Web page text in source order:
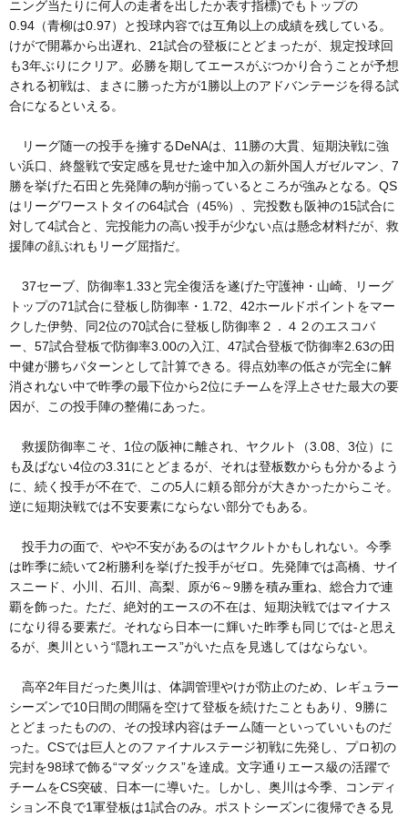
ニング当たりに何人の走者を出したか表す指標)でもトップの
0.94（青柳は0.97）と投球内容では互角以上の成績を残している。
けがで開幕から出遅れ、21試合の登板にとどまったが、規定投球回
も3年ぶりにクリア。必勝を期してエースがぶつかり合うことが予想
される初戦は、まさに勝った方が1勝以上のアドバンテージを得る試
合になるといえる。
リーグ随一の投手を擁するDeNAは、11勝の大貫、短期決戦に強
い浜口、終盤戦で安定感を見せた途中加入の新外国人ガゼルマン、7
勝を挙げた石田と先発陣の駒が揃っているところが強みとなる。QS
はリーグワーストタイの64試合（45%）、完投数も阪神の15試合に
対して4試合と、完投能力の高い投手が少ない点は懸念材料だが、救
援陣の顔ぶれもリーグ屈指だ。
37セーブ、防御率1.33と完全復活を遂げた守護神・山崎、リーグ
トップの71試合に登板し防御率・1.72、42ホールドポイントをマー
クした伊勢、同2位の70試合に登板し防御率２．４２のエスコバ
ー、57試合登板で防御率3.00の入江、47試合登板で防御率2.63の田
中健が勝ちパターンとして計算できる。得点効率の低さが完全に解
消されない中で昨季の最下位から2位にチームを浮上させた最大の要
因が、この投手陣の整備にあった。
救援防御率こそ、1位の阪神に離され、ヤクルト（3.08、3位）に
も及ばない4位の3.31にとどまるが、それは登板数からも分かるよう
に、続く投手が不在で、この5人に頼る部分が大きかったからこそ。
逆に短期決戦では不安要素にならない部分でもある。
投手力の面で、やや不安があるのはヤクルトかもしれない。今季
は昨季に続いて2桁勝利を挙げた投手がゼロ。先発陣では高橋、サイ
スニード、小川、石川、高梨、原が6～9勝を積み重ね、総合力で連
覇を飾った。ただ、絶対的エースの不在は、短期決戦ではマイナス
になり得る要素だ。それなら日本一に輝いた昨季も同じでは-と思え
るが、奥川という“隠れエース”がいた点を見逃してはならない。
高卒2年目だった奥川は、体調管理やけが防止のため、レギュラー
シーズンで10日間の間隔を空けて登板を続けたこともあり、9勝に
とどまったものの、その投球内容はチーム随一といっていいものだ
った。CSでは巨人とのファイナルステージ初戦に先発し、プロ初の
完封を98球で飾る“マダックス”を達成。文字通りエース級の活躍で
チームをCS突破、日本一に導いた。しかし、奥川は今季、コンディ
ション不良で1軍登板は1試合のみ。ポストシーズンに復帰できる見